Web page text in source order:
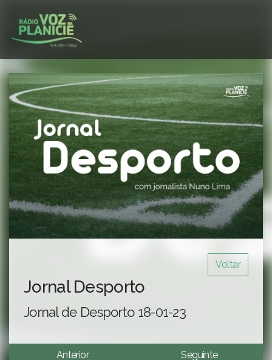
Voltar
Jornal Desporto
Jornal de Desporto 18-01-23
Anterior Seguinte